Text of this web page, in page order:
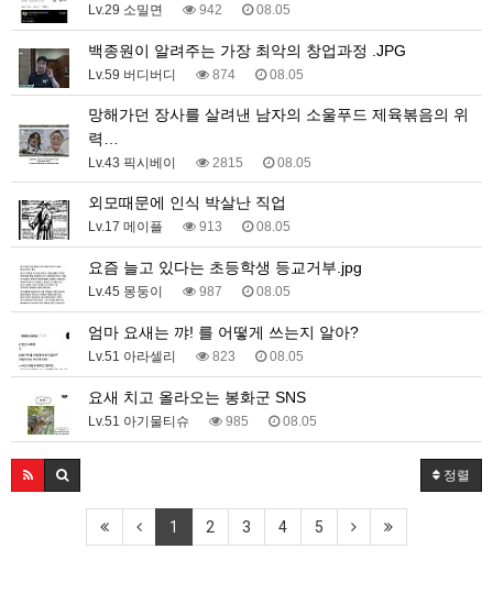
Lv.29 소밀면 942 08.05
백종원이 알려주는 가장 최악의 창업과정 .JPG
Lv.59 버디버디 874 08.05
망해가던 장사를 살려낸 남자의 소울푸드 제육볶음의 위
력…
Lv.43 픽시베이 2815 08.05
외모때문에 인식 박살난 직업
Lv.17 메이플 913 08.05
요즘 늘고 있다는 초등학생 등교거부.jpg
Lv.45 몽둥이 987 08.05
엄마 요새는 꺄! 를 어떻게 쓰는지 알아?
Lv.51 아라셀리 823 08.05
요새 치고 올라오는 봉화군 SNS
Lv.51 아기물티슈 985 08.05
정렬
1 2 3 4 5